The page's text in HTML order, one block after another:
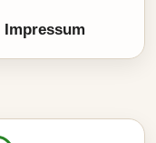
Impressum